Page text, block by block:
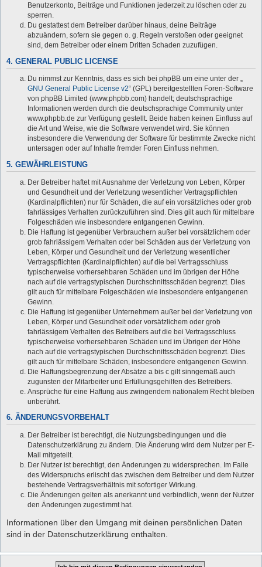
Benutzerkonto, Beiträge und Funktionen jederzeit zu löschen oder zu
sperren.
Du gestattest dem Betreiber darüber hinaus, deine Beiträge
abzuändern, sofern sie gegen o. g. Regeln verstoßen oder geeignet
sind, dem Betreiber oder einem Dritten Schaden zuzufügen.
4. GENERAL PUBLIC LICENSE
Du nimmst zur Kenntnis, dass es sich bei phpBB um eine unter der „
GNU General Public License v2“ (GPL) bereitgestellten Foren-Software
von phpBB Limited (www.phpbb.com) handelt; deutschsprachige
Informationen werden durch die deutschsprachige Community unter
www.phpbb.de zur Verfügung gestellt. Beide haben keinen Einfluss auf
die Art und Weise, wie die Software verwendet wird. Sie können
insbesondere die Verwendung der Software für bestimmte Zwecke nicht
untersagen oder auf Inhalte fremder Foren Einfluss nehmen.
5. GEWÄHRLEISTUNG
Der Betreiber haftet mit Ausnahme der Verletzung von Leben, Körper
und Gesundheit und der Verletzung wesentlicher Vertragspflichten
(Kardinalpflichten) nur für Schäden, die auf ein vorsätzliches oder grob
fahrlässiges Verhalten zurückzuführen sind. Dies gilt auch für mittelbare
Folgeschäden wie insbesondere entgangenen Gewinn.
Die Haftung ist gegenüber Verbrauchern außer bei vorsätzlichem oder
grob fahrlässigem Verhalten oder bei Schäden aus der Verletzung von
Leben, Körper und Gesundheit und der Verletzung wesentlicher
Vertragspflichten (Kardinalpflichten) auf die bei Vertragsschluss
typischerweise vorhersehbaren Schäden und im übrigen der Höhe
nach auf die vertragstypischen Durchschnittsschäden begrenzt. Dies
gilt auch für mittelbare Folgeschäden wie insbesondere entgangenen
Gewinn.
Die Haftung ist gegenüber Unternehmern außer bei der Verletzung von
Leben, Körper und Gesundheit oder vorsätzlichem oder grob
fahrlässigem Verhalten des Betreibers auf die bei Vertragsschluss
typischerweise vorhersehbaren Schäden und im Übrigen der Höhe
nach auf die vertragstypischen Durchschnittsschäden begrenzt. Dies
gilt auch für mittelbare Schäden, insbesondere entgangenen Gewinn.
Die Haftungsbegrenzung der Absätze a bis c gilt sinngemäß auch
zugunsten der Mitarbeiter und Erfüllungsgehilfen des Betreibers.
Ansprüche für eine Haftung aus zwingendem nationalem Recht bleiben
unberührt.
6. ÄNDERUNGSVORBEHALT
Der Betreiber ist berechtigt, die Nutzungsbedingungen und die
Datenschutzerklärung zu ändern. Die Änderung wird dem Nutzer per E-
Mail mitgeteilt.
Der Nutzer ist berechtigt, den Änderungen zu widersprechen. Im Falle
des Widerspruchs erlischt das zwischen dem Betreiber und dem Nutzer
bestehende Vertragsverhältnis mit sofortiger Wirkung.
Die Änderungen gelten als anerkannt und verbindlich, wenn der Nutzer
den Änderungen zugestimmt hat.
Informationen über den Umgang mit deinen persönlichen Daten
sind in der Datenschutzerklärung enthalten.